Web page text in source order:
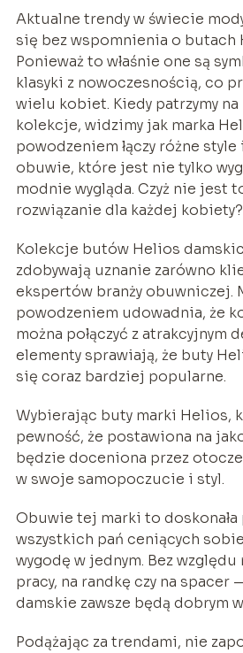
Aktualne trendy w świecie
się bez wspomnienia o butach
Ponieważ to właśnie one są
klasyki z nowoczesnością, co
wielu kobiet. Kiedy patrzymy na
kolekcje, widzimy jak marka
powodzeniem łączy różne style
obuwie, które jest nie tylko
modnie wygląda. Czyż nie jest
rozwiązanie dla każdej kobiety?
Kolekcje butów Helios
zdobywają uznanie zarówno
ekspertów branży obuwniczej.
powodzeniem udowadnia, że
można połączyć z atrakcyjnym
elementy sprawiają, że buty
się coraz bardziej popularne.
Wybierając buty marki Helios,
pewność, że postawiona na
będzie doceniona przez
w swoje samopoczucie i styl.
Obuwie tej marki to
wszystkich pań ceniących
wygodę w jednym. Bez
pracy, na randkę czy na spacer
damskie zawsze będą dobrym
Podążając za trendami, nie